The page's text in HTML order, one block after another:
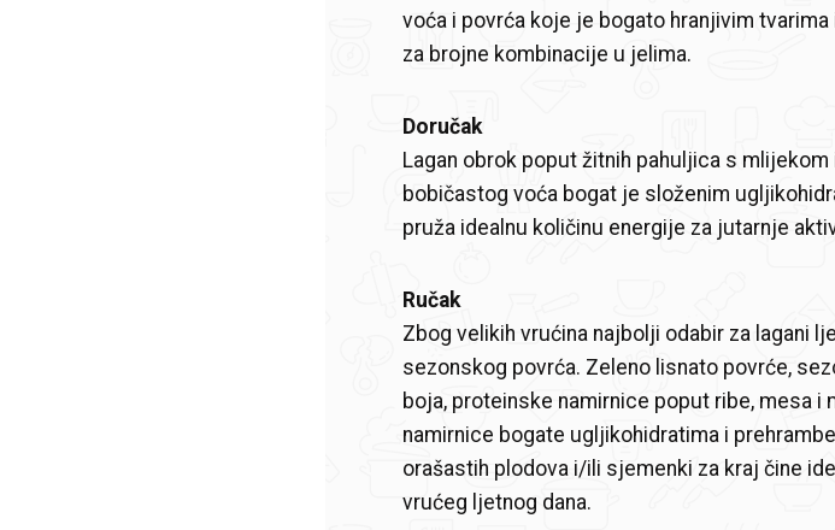
voća i povrća koje je bogato hranjivim
za brojne kombinacije u jelima.
Doručak
Lagan obrok poput žitnih pahuljica s
bobičastog voća bogat je složenim
pruža idealnu količinu energije za jutarnje
Ručak
Zbog velikih vrućina najbolji odabir za lagani
sezonskog povrća. Zeleno lisnato povrće,
boja, proteinske namirnice poput ribe, mesa i
namirnice bogate ugljikohidratima i
orašastih plodova i/ili sjemenki za kraj čine
vrućeg ljetnog dana.